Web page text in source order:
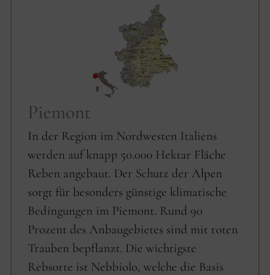
Piemont
In der Region im Nordwesten Italiens
werden auf knapp 50.000 Hektar Fläche
Reben angebaut. Der Schutz der Alpen
sorgt für besonders günstige klimatische
Bedingungen im Piemont. Rund 90
Prozent des Anbaugebietes sind mit roten
Trauben bepflanzt. Die wichtigste
Rebsorte ist Nebbiolo, welche die Basis